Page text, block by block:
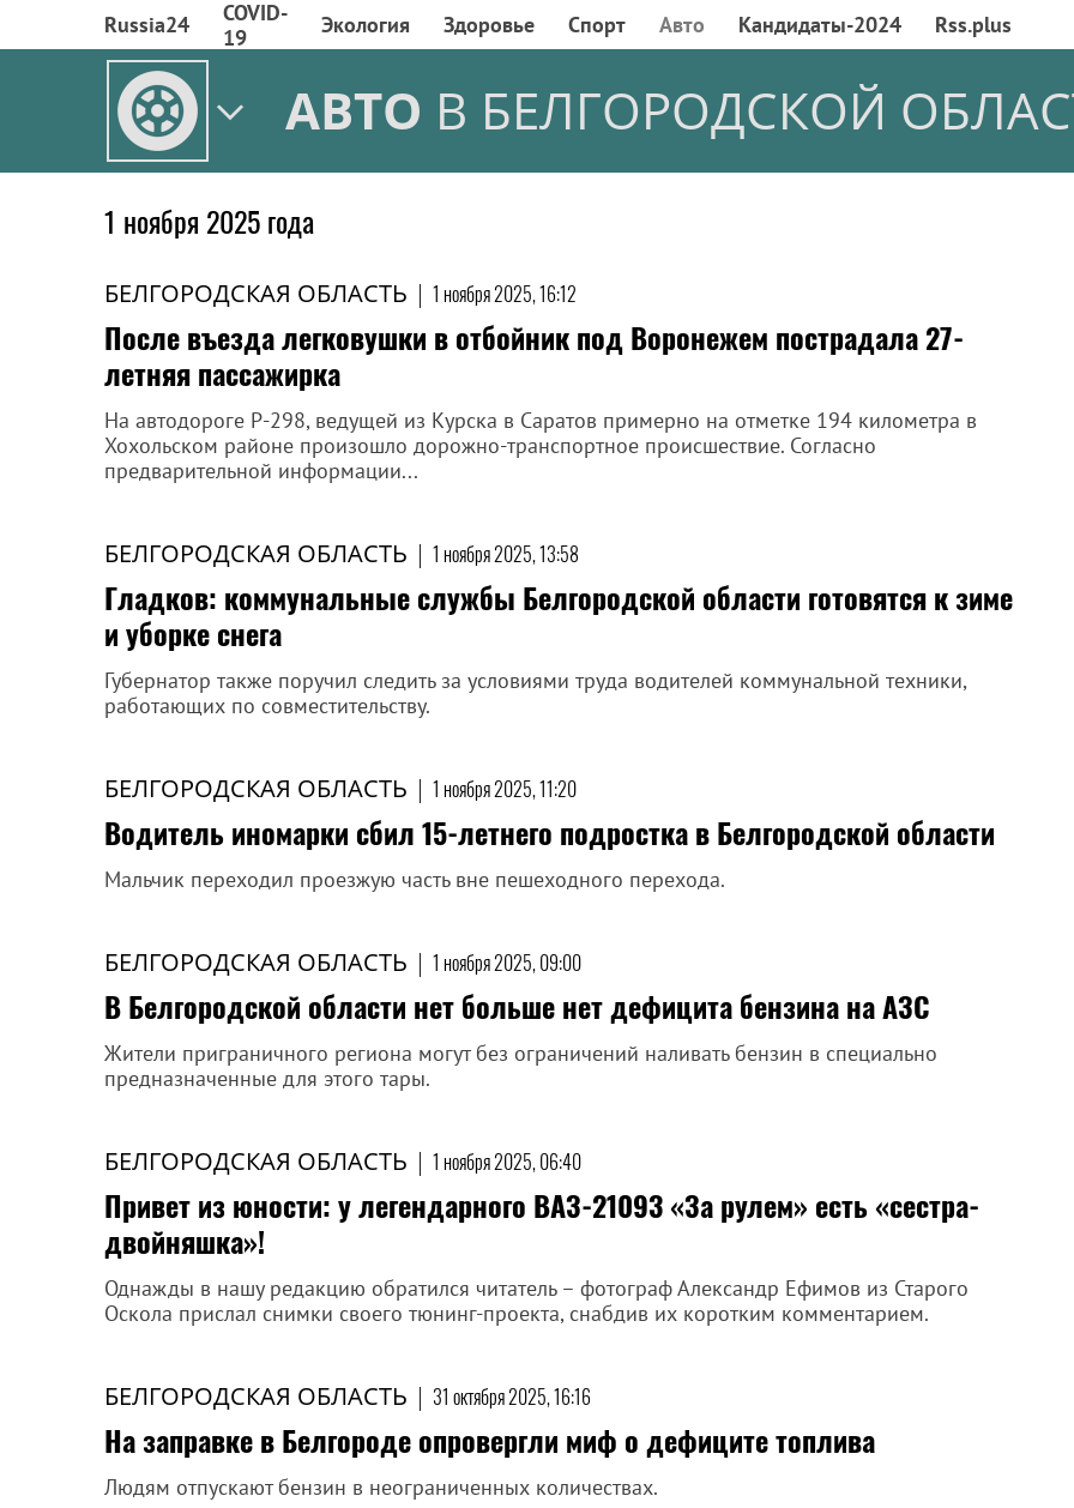
Russia24
COVID-
19
Экология Здоровье Спорт Авто Кандидаты-2024 Rss.plus
АВТО В БЕЛГОРОДСКОЙ
1 ноября 2025 года
БЕЛГОРОДСКАЯ ОБЛАСТЬ | 1 ноября 2025, 16:12
После въезда легковушки в отбойник под Воронежем пострадала 27-
летняя пассажирка
На автодороге Р-298, ведущей из Курска в Саратов примерно на отметке 194 километра в
Хохольском районе произошло дорожно-транспортное происшествие. Согласно
предварительной информации...
БЕЛГОРОДСКАЯ ОБЛАСТЬ | 1 ноября 2025, 13:58
Гладков: коммунальные службы Белгородской области готовятся к зиме
и уборке снега
Губернатор также поручил следить за условиями труда водителей коммунальной техники,
работающих по совместительству.
БЕЛГОРОДСКАЯ ОБЛАСТЬ | 1 ноября 2025, 11:20
Водитель иномарки сбил 15-летнего подростка в Белгородской области
Мальчик переходил проезжую часть вне пешеходного перехода.
БЕЛГОРОДСКАЯ ОБЛАСТЬ | 1 ноября 2025, 09:00
В Белгородской области нет больше нет дефицита бензина на АЗС
Жители приграничного региона могут без ограничений наливать бензин в специально
предназначенные для этого тары.
БЕЛГОРОДСКАЯ ОБЛАСТЬ | 1 ноября 2025, 06:40
Привет из юности: у легендарного ВАЗ-21093 «За рулем» есть «сестра-
двойняшка»!
Однажды в нашу редакцию обратился читатель – фотограф Александр Ефимов из Старого
Оскола прислал снимки своего тюнинг-проекта, снабдив их коротким комментарием.
БЕЛГОРОДСКАЯ ОБЛАСТЬ | 31 октября 2025, 16:16
На заправке в Белгороде опровергли миф о дефиците топлива
Людям отпускают бензин в неограниченных количествах.